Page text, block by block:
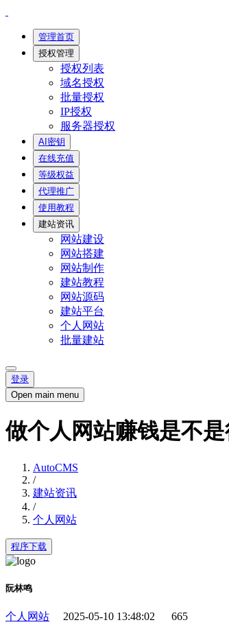
管理首页
授权管理
授权列表
域名授权
批量授权
IP授权
服务器授权
AI密钥
在线充值
等级权益
代理推广
使用教程
建站资讯
网站建设
网站搭建
网站制作
建站教程
网站源码
建站平台
个人网站
批量建站
登录
Open main menu
做个人网站赚钱是不
AutoCMS
/
建站资讯
/
个人网站
程序下载
阮林鸣
个人网站 2025-05-10 13:48:02 665